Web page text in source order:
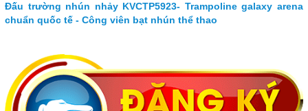
Đấu trường nhún nhảy KVCTP5923- Trampoline galaxy arena
chuẩn quốc tế - Công viên bạt nhún thể thao